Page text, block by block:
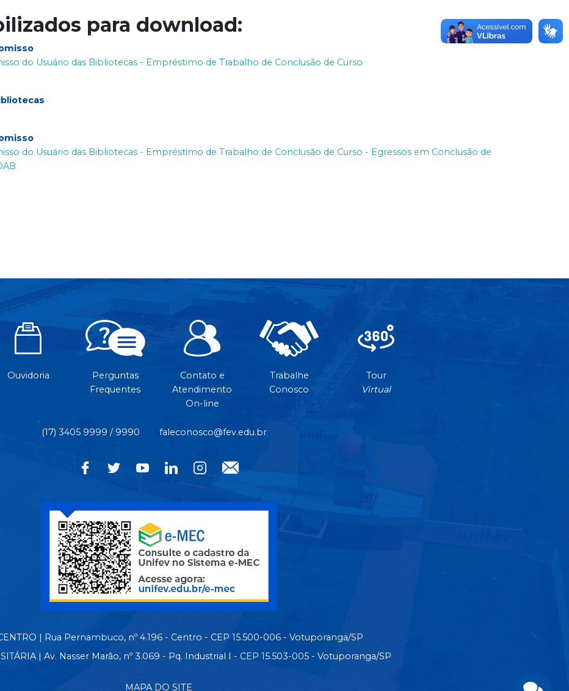
para download:
do Usuário das Bibliotecas - Empréstimo de Trabalho de Conclusão de Curso
do Usuário das Bibliotecas - Empréstimo de Trabalho de Conclusão de Curso - Egressos em Conclusão de
Ouvidoria
Perguntas
Frequentes
Contato e
Atendimento
On-line
Trabalhe
Conosco
Tour
Virtual
(17) 3405 9999 / 9990 faleconosco@fev.edu.br
| Rua Pernambuco, nº 4.196 - Centro - CEP 15.500-006 - Votuporanga/SP
| Av. Nasser Marão, nº 3.069 - Pq. Industrial I - CEP 15.503-005 - Votuporanga/SP
MAPA DO SITE